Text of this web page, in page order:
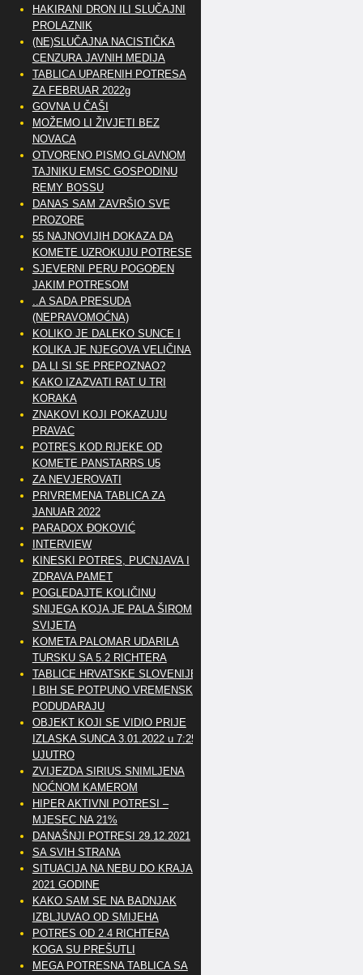
HAKIRANI DRON ILI SLUČAJNI
PROLAZNIK
(NE)SLUČAJNA NACISTIČKA
CENZURA JAVNIH MEDIJA
TABLICA UPARENIH POTRESA
ZA FEBRUAR 2022g
GOVNA U ČAŠI
MOŽEMO LI ŽIVJETI BEZ
NOVACA
OTVORENO PISMO GLAVNOM
TAJNIKU EMSC GOSPODINU
REMY BOSSU
DANAS SAM ZAVRŠIO SVE
PROZORE
55 NAJNOVIJIH DOKAZA DA
KOMETE UZROKUJU POTRESE
SJEVERNI PERU POGOĐEN
JAKIM POTRESOM
..A SADA PRESUDA
(NEPRAVOMOĆNA)
KOLIKO JE DALEKO SUNCE I
KOLIKA JE NJEGOVA VELIČINA
DA LI SI SE PREPOZNAO?
KAKO IZAZVATI RAT U TRI
KORAKA
ZNAKOVI KOJI POKAZUJU
PRAVAC
POTRES KOD RIJEKE OD
KOMETE PANSTARRS U5
ZA NEVJEROVATI
PRIVREMENA TABLICA ZA
JANUAR 2022
PARADOX ĐOKOVIĆ
INTERVIEW
KINESKI POTRES, PUCNJAVA I
ZDRAVA PAMET
POGLEDAJTE KOLIČINU
SNIJEGA KOJA JE PALA ŠIROM
SVIJETA
KOMETA PALOMAR UDARILA
TURSKU SA 5.2 RICHTERA
TABLICE HRVATSKE SLOVENIJE
I BIH SE POTPUNO VREMENSKI
PODUDARAJU
OBJEKT KOJI SE VIDIO PRIJE
IZLASKA SUNCA 3.01.2022 u 7:25
UJUTRO
ZVIJEZDA SIRIUS SNIMLJENA
NOĆNOM KAMEROM
HIPER AKTIVNI POTRESI –
MJESEC NA 21%
DANAŠNJI POTRESI 29.12.2021
SA SVIH STRANA
SITUACIJA NA NEBU DO KRAJA
2021 GODINE
KAKO SAM SE NA BADNJAK
IZBLJUVAO OD SMIJEHA
POTRES OD 2.4 RICHTERA
KOGA SU PREŠUTLI
MEGA POTRESNA TABLICA SA